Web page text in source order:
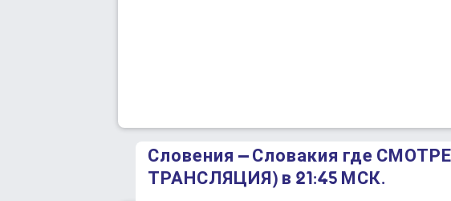
Словения – Словакия где
ТРАНСЛЯЦИЯ) в 21:45 МСК.